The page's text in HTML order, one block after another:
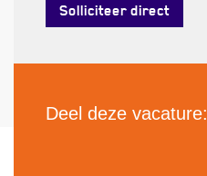
Solliciteer direct
Deel deze vacature: